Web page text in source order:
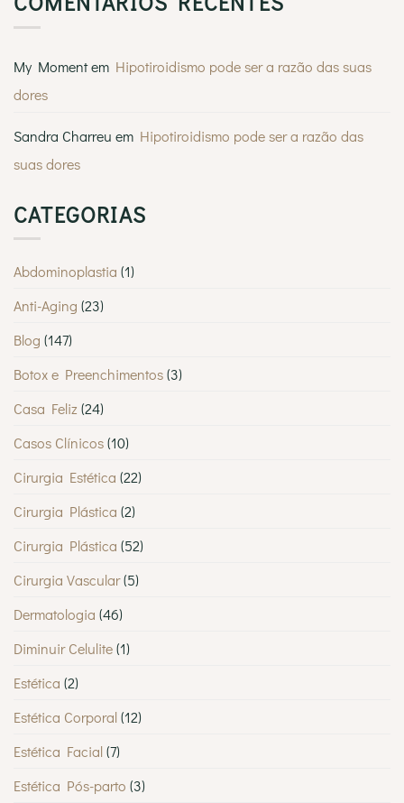
instantaneamente
o
Saiba
é
escolhida
tantos
My Momentem Hipotiroidismo pode ser a razão das suas
dores
Sandra Charreu em Hipotiroidismo pode ser a razão das
suas dores
CATEGORIAS
Abdominoplastia (1)
Anti-Aging (23)
Blog (147)
Botox e Preenchimentos(3)
Casa Feliz (24)
Casos Clínicos(10)
Cirurgia Estética (22)
Cirurgia Plástica (2)
Cirurgia Plástica (52)
Cirurgia Vascular(5)
Dermatologia (46)
Diminuir Celulite(1)
Estética (2)
Estética Corporal(12)
Estética Facial(7)
Estética Pós-parto (3)